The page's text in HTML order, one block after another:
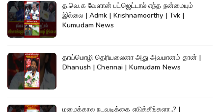
த.வெ.க வேளான் பட்ஜெட்டால் எந்த நன்மையும்
இல்லை | Admk | Krishnamoorthy | Tvk |
Kumudam News
தாய்மொழி தெரியலைனா அது அவமானம் தான் |
Dhanush | Chennai | Kumudam News
மழைக்கால நடவடிக்கை எடுத்தீங்களா..? |